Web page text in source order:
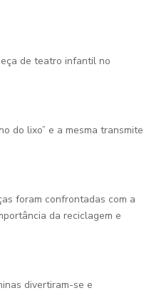
de teatro infantil no
do lixo” e a mesma transmite
foram confrontadas com a
da reciclagem e
divertiram-se e